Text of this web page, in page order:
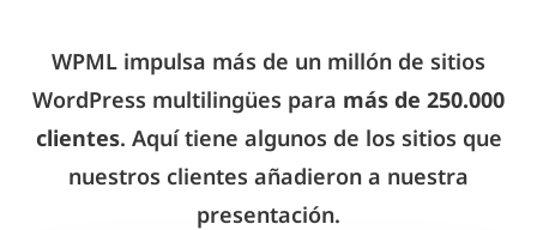
WPML impulsa más de un millón de sitios
WordPress multilingües para más de 250.000
clientes. Aquí tiene algunos de los sitios que
nuestros clientes añadieron a nuestra
presentación.